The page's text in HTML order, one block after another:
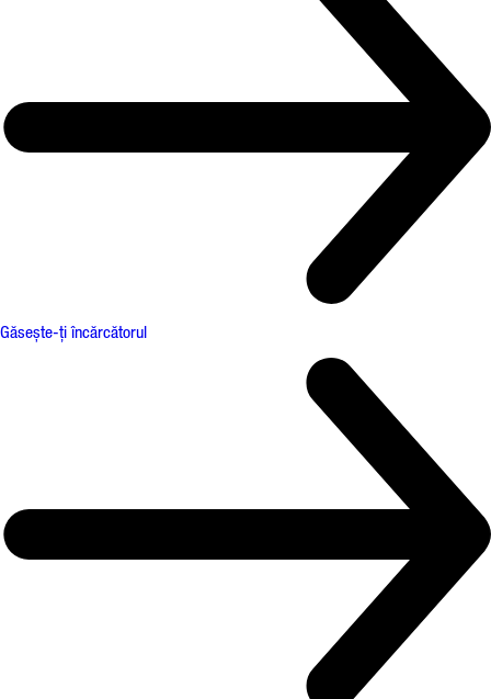
Găsește-ți încărcătorul